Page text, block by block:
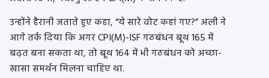
उन्होंने हैरानी जताते हुए कहा, “ये सारे वोट कहां गए?” अली ने
आगे तर्क दिया कि अगर CPI(M)-ISF गठबंधन बूथ 165 में
बढ़त बना सकता था, तो बूथ 164 में भी गठबंधन को अच्छा-
खासा समर्थन मिलना चाहिए था.